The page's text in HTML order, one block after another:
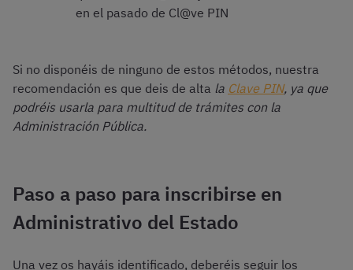
en el pasado de Cl@ve PIN
Si no disponéis de ninguno de estos métodos, nuestra
recomendación es que deis de alta la Clave PIN, ya que
podréis usarla para multitud de trámites con la
Administración Pública.
Paso a paso para inscribirse en
Administrativo del Estado
Una vez os hayáis identificado, deberéis seguir los